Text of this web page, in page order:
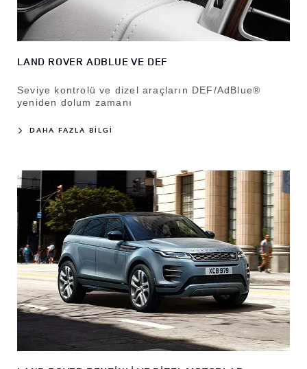
LAND ROVER ADBLUE VE DEF
Seviye kontrolü ve dizel araçların DEF/AdBlue®
yeniden dolum zamanı
DAHA FAZLA BİLGİ